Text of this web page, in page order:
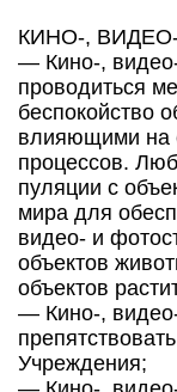
КИНО-,
— Кино-,
проводиться
беспокойство
влияющими на
процессов.
пуляции с
мира для
видео- и
объектов
объектов
— Кино-,
Учреждения;